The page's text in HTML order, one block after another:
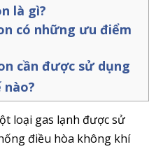
là gì?
có những ưu điểm
cần được sử dụng
nào?
loại gas lạnh được sử
điều hòa không khí